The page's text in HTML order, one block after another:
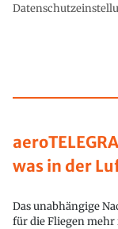
was in der
Das unabhängige
für die Fliegen